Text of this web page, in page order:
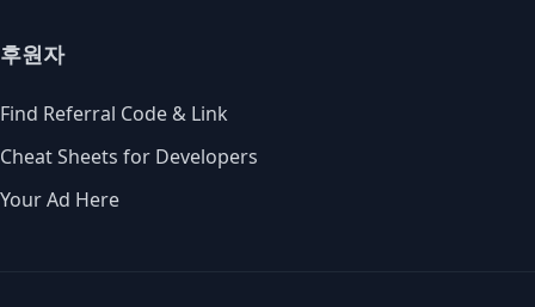
후원자
Find Referral Code & Link
Cheat Sheets for Developers
Your Ad Here